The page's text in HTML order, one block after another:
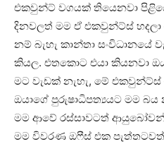
එකවුන්ට් වගයක් තියෙනවා
දිනවලත් මම ඒ එකවුන්ට්ස් හදලා
නම් බැහැ කාන්තා
කියල. එතකොට එයා කියනවා
මට වැඩක් නැහැ, මේ
ඔයාගේ පුරුෂාධිපත්‍යයට ‍මම බය
මම ආවේ රස්සාවටත් ආයුබෝවන්
මම විවරණ ඔෆීස් එක